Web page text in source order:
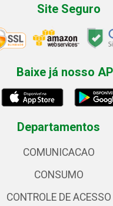
Site Seguro
Baixe já nosso
Departamentos
COMUNICACAO
CONSUMO
CONTROLE DE ACESSO